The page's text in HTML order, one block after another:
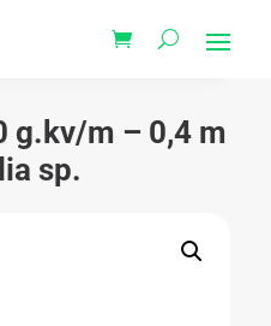
g.kv/m – 0,4 m
sp.